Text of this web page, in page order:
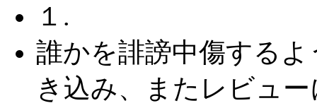
１.
誰かを誹謗中傷するよ
き込み、またレビュー